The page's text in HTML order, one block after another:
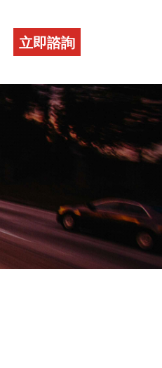
立即諮詢